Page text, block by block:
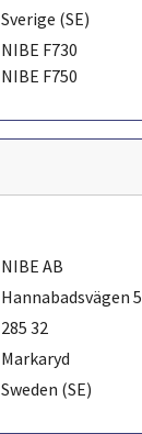
Sverige (SE)
NIBE F730
NIBE F750
NIBE AB
Hannabadsvägen 5
285 32
Markaryd
Sweden (SE)